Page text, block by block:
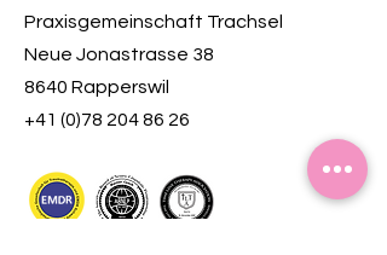
Praxisgemeinschaft Trachsel
Neue Jonastrasse 38
8640 Rapperswil
+41 (0)78 204 86 26